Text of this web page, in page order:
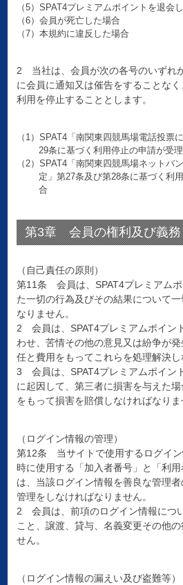
（5）SPAT4プレミアムポイントを退会
（6）会員が死亡した場合
（7）本規約に違反した場合
2 当社は、会員が次の各号のいずれ
に会員に通知又は催告をすることな
利用を停止することとします。
（1）SPAT4「南関東四競馬場電話投票
29条に基づく利用停止の申請が受
（2）SPAT4「南関東四競馬場ネットバ
定」第27条及び第28条に基づく利
合
第3章 会員の権利及び義務
（自己責任の原則）
第11条 会員は、SPAT4プレミアム
た一切の行為及びその結果について
なりません。
2 会員は、SPAT4プレミアムポイン
わせ、苦情その他の意見又は紛争が
任と費用をもってこれらを処理解決し
3 会員は、SPAT4プレミアムポイン
に起因して、第三者に損害を与えた
をもって損害を賠償しなければなりま
（ログイン情報の管理）
第12条 当サイトで使用するログイン
時に使用する「加入者番号」と「利
は、当該ログイン情報を善良な管理
管理をしなければなりません。
2 会員は、前項のログイン情報につ
こと、譲渡、貸与、名義変更その他
せん。
（ログイン情報の漏えい及び盗難等）